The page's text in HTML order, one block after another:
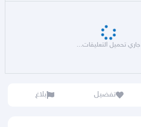
جاري تحميل التعليقات...
تفضيل بلاغ